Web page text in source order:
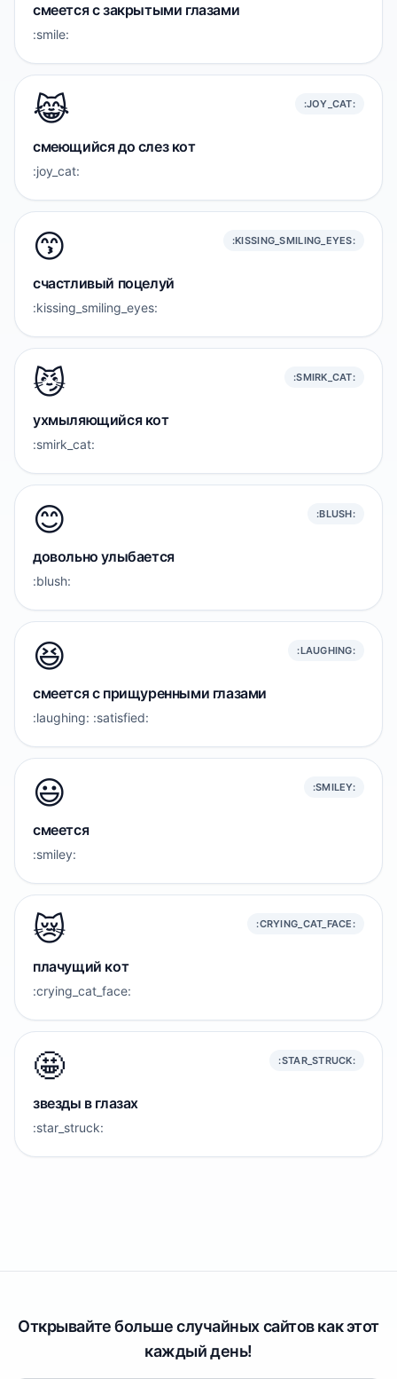
смеется с закрытыми глазами
:smile:
😹 :JOY_CAT:
смеющийся до слез кот
:joy_cat:
😙 :KISSING_SMILING_EYES:
счастливый поцелуй
:kissing_smiling_eyes:
😼 :SMIRK_CAT:
ухмыляющийся кот
:smirk_cat:
😊 :BLUSH:
довольно улыбается
:blush:
😆 :LAUGHING:
смеется с прищуренными глазами
:laughing: :satisfied:
😃 :SMILEY:
смеется
:smiley:
😿 :CRYING_CAT_FACE:
плачущий кот
:crying_cat_face:
🤩 :STAR_STRUCK:
звезды в глазах
:star_struck:
Открывайте больше случайных сайтов как этот
каждый день!